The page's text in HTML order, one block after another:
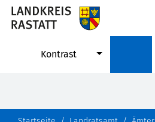
Kontrast